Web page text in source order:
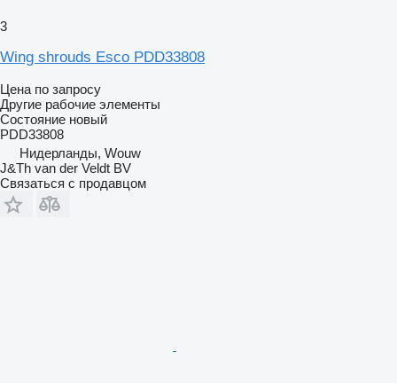
3
Wing shrouds Esco PDD33808
Цена по запросу
Другие рабочие элементы
Состояние новый
PDD33808
Нидерланды, Wouw
J&Th van der Veldt BV
Связаться с продавцом